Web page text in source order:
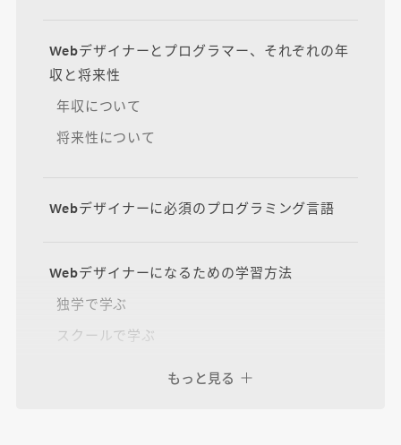
Webデザイナーとプログラマー、それぞれの年
収と将来性
年収について
将来性について
Webデザイナーに必須のプログラミング言語
Webデザイナーになるための学習方法
独学で学ぶ
スクールで学ぶ
もっと見る